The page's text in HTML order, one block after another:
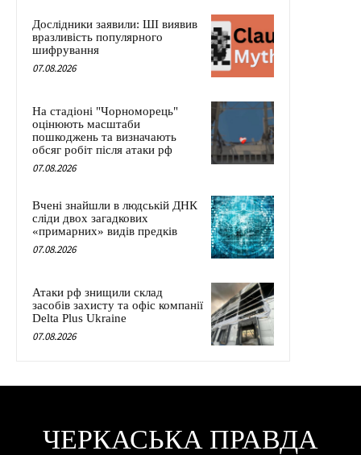
Дослідники заявили: ШІ виявив
вразливість популярного
шифрування
07.08.2026
На стадіоні "Чорноморець"
оцінюють масштаби
пошкоджень та визначають
обсяг робіт після атаки рф
07.08.2026
Вчені знайшли в людській ДНК
сліди двох загадкових
«примарних» видів предків
07.08.2026
Атаки рф знищили склад
засобів захисту та офіс компанії
Delta Plus Ukraine
07.08.2026
ЧЕРКАСЬКА ПРАВДА